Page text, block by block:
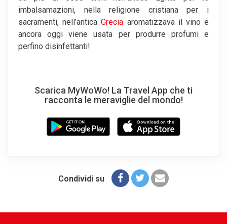
imbalsamazioni, nella religione cristiana per i
sacramenti, nell’anticaGrecia aromatizzava il vino e
ancora oggi viene usata per produrre profumi e
perfino disinfettanti!
Scarica MyWoWo! La Travel App che ti
racconta le meraviglie del mondo!
Condividi su